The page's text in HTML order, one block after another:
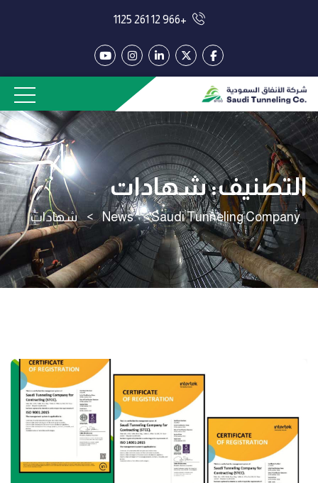
+966 12 261 1125
التصنيف:شهادات
Saudi Tunneling Company
>
News
> شهادات